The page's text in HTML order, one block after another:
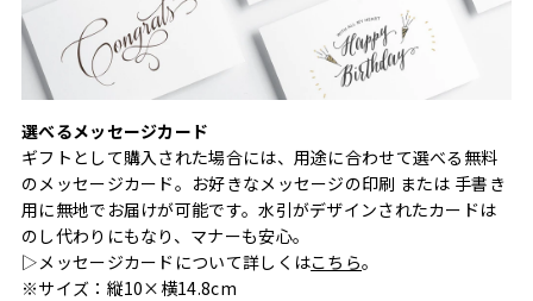
選べるメッセージカード
ギフトとして購入された場合には、用途に合わせて選べる無料
のメッセージカード。お好きなメッセージの印刷 または 手書き
用に無地でお届けが可能です。水引がデザインされたカードは
のし代わりにもなり、マナーも安心。
▷メッセージカードについて詳しくはこちら。
※サイズ：縦10×横14.8cm